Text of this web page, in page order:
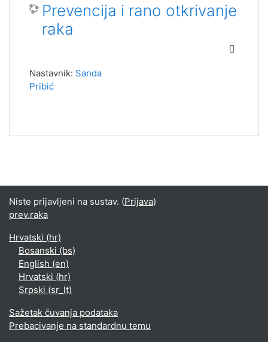
Prevencija i rano otkrivanje
raka
Nastavnik: Sanda
Pribić
Niste prijavljeni na sustav. (Prijava)
prev.raka
Hrvatski ‎(hr)‎
Bosanski ‎(bs)‎
English ‎(en)‎
Hrvatski ‎(hr)‎
Srpski ‎(sr_lt)‎
Sažetak čuvanja podataka
Prebacivanje na standardnu temu